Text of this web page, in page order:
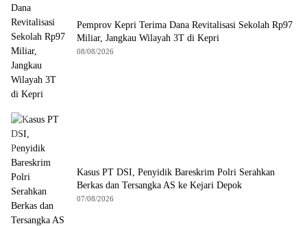
Pemprov Kepri Terima Dana Revitalisasi Sekolah Rp97
Miliar, Jangkau Wilayah 3T di Kepri
08/08/2026
Kasus PT DSI, Penyidik Bareskrim Polri Serahkan
Berkas dan Tersangka AS ke Kejari Depok
07/08/2026